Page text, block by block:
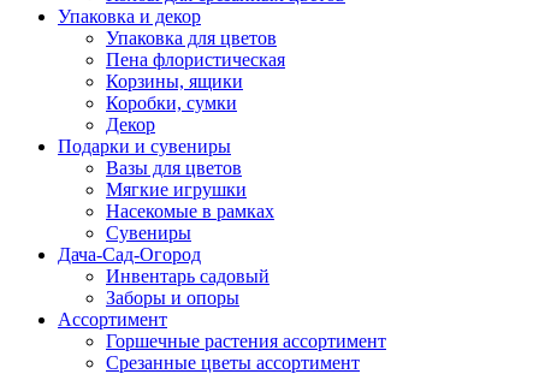
Упаковка и декор
Упаковка для цветов
Пена флористическая
Корзины, ящики
Коробки, сумки
Декор
Подарки и сувениры
Вазы для цветов
Мягкие игрушки
Насекомые в рамках
Сувениры
Дача-Сад-Огород
Инвентарь садовый
Заборы и опоры
Ассортимент
Горшечные растения ассортимент
Срезанные цветы ассортимент